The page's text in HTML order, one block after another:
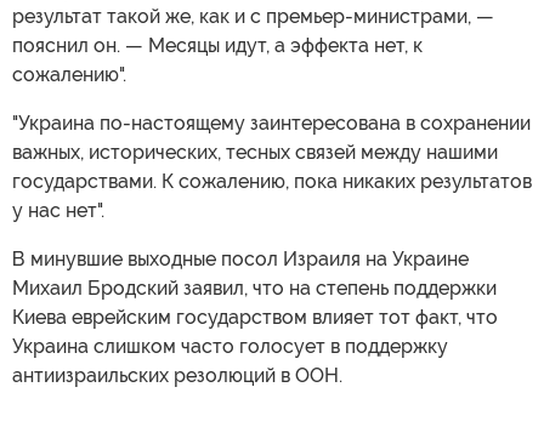
результат такой же, как и с премьер-министрами, —
пояснил он. — Месяцы идут, а эффекта нет, к
сожалению".
"Украина по-настоящему заинтересована в сохранении
важных, исторических, тесных связей между нашими
государствами. К сожалению, пока никаких результатов
у нас нет".
В минувшие выходные посол Израиля на Украине
Михаил Бродский заявил, что на степень поддержки
Киева еврейским государством влияет тот факт, что
Украина слишком часто голосует в поддержку
антиизраильских резолюций в ООН.